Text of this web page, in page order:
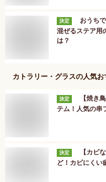
決定
おうち
混ぜるステア用
は？
カトラリー・グラスの人気お
決定
【焼き
テム！人気の串
決定
【カビ
ど！カビにくい